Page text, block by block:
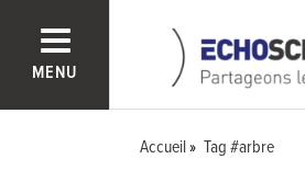
MENU
Accueil Tag #arbre